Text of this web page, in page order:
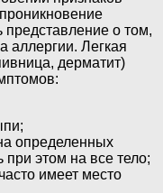
представление о том,
аллергии. Легкая
дерматит)
определенных
при этом на все тело;
имеет место